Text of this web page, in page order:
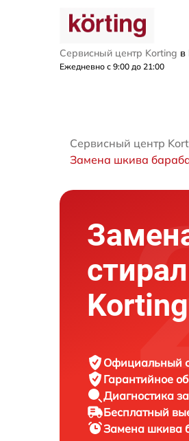
Сервисный центр Korting в
Ежедневно с 9:00 до 21:00
Сервисный центр
Замена шкива
Официальный
Гарантийное
Диагностика
Бесплатный
Замена шкива